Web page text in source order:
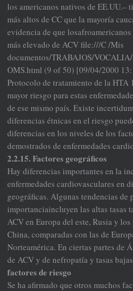
los americanos nativos de EE.UU.–
más altos de CC que la mayoría
evidencia de que
más elevado de ACV file:///C /Mis
documentos/TRABAJOS/
OMS.html (9 of 50) [09/04/2000
Protocolo de tratamiento de la HTA
mayor riesgo para estas
de ese mismo país. Existe
diferencias étnicas en el riesgo
diferencias en los niveles de los
demostrados de enfermedades
2.2.15. Factores geográficos
Hay diferencias importantes en la
enfermedades cardiovasculares en
geográficas. Algunas tendencias de
importanciaincluyen las altas tasas
ACV en Europa del este, Rusia y
China, comparadas con las de
Norteamérica. En ciertas partes de
de ACV y de nefropatía y tasas
factores de riesgo
Se ha afirmado que otros muchos